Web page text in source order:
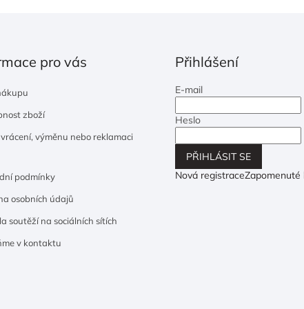
pro vás
zboží
vrácení, výměnu nebo reklamaci
podmínky
osobních údajů
soutěží na sociálních sítích
v kontaktu
Přihlášení
E-mail
Heslo
PŘIHLÁSIT SE
Nová registraceZapomenuté